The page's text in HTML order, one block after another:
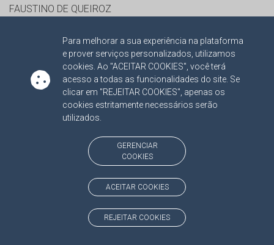
Para melhorar a sua experiência na plataforma
e prover serviços personalizados, utilizamos
cookies. Ao "ACEITAR COOKIES", você terá
acesso a todas as funcionalidades do site. Se
clicar em "REJEITAR COOKIES", apenas os
cookies estritamente necessários serão
utilizados.
GERENCIAR
COOKIES
ACEITAR COOKIES
REJEITAR COOKIES
FAUSTINO DE QUEIROZ
OBSERVAÇÃO:RETIRADO DE OFÍCIO NA 02ª SESSÃO
ORDINÁRIA DO TRIBUNAL PLENO DE 22/02/2017.
PUBLICADO NO DOETCE/MS Nº 1493 DE 17/02/2017,
PROCESSO(S) APENSADO(S):
CONS. JERSON DOMINGOS
TC/5864/2013
PRESTAÇÃO DE CONTAS DE GESTÃO 2012
1413153